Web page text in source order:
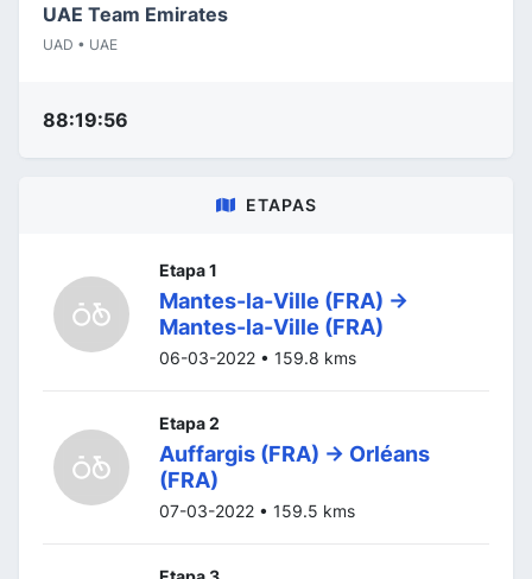
UAE Team Emirates
UAD • UAE
88:19:56
ETAPAS
Etapa 1
Mantes-la-Ville (FRA) ->
Mantes-la-Ville (FRA)
06-03-2022 • 159.8 kms
Etapa 2
Auffargis (FRA) -> Orléans
(FRA)
07-03-2022 • 159.5 kms